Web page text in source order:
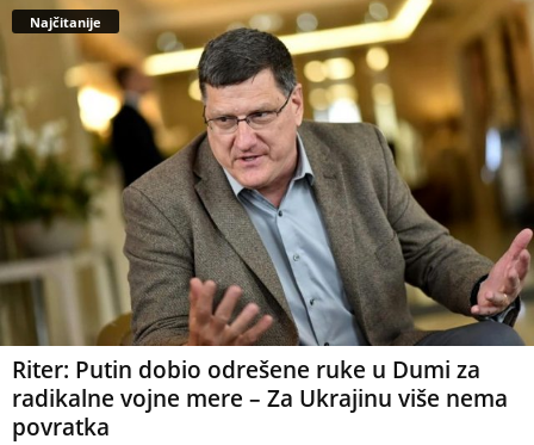
Najčitanije
Riter: Putin dobio odrešene ruke u Dumi za
radikalne vojne mere – Za Ukrajinu više nema
povratka